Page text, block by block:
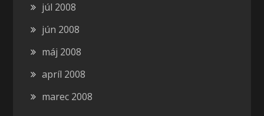
júl 2008
jún 2008
máj 2008
apríl 2008
marec 2008